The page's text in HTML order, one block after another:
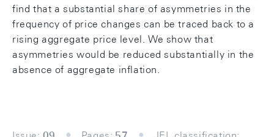
find that a substantial share of asymmetries in the
frequency of price changes can be traced back to a
rising aggregate price level. We show that
asymmetries would be reduced substantially in the
absence of aggregate inflation.